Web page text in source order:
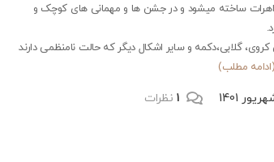
ساخته میشود و در جشن ها و مهمانی های کوچک و
گلابی،دکمه و سایر اشکال دیگر که حالت نامنظمی دارند
(ادامه مطلب)
1 نظرات